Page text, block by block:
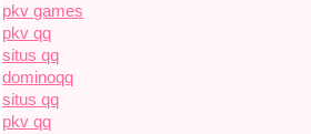
pkv games
pkv qq
situs qq
dominoqq
situs qq
pkv qq